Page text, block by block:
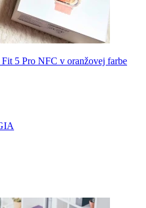
5 Pro NFC v oranžovej farbe